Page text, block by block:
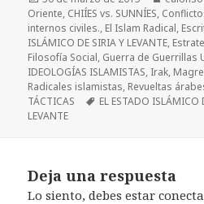
el
Oriente, CHIÍES vs. SUNNÍES,
internos civiles., El Islam Radical,
ISLÁMICO DE SIRIA Y LEVANTE,
Filosofía Social, Guerra de Guerrillas
IDEOLOGÍAS ISLAMISTAS, Irak,
Radicales islamistas, Revueltas
TÁCTICAS
Etiquetas
EL ESTADO ISLÁMICO
LEVANTE
Deja una respuesta
Lo siento, debes estar